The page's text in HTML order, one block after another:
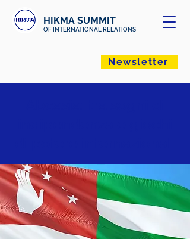
HIKMA SUMMIT
OF INTERNATIONAL RELATIONS
Newsletter